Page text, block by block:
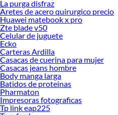
La purga disfraz
Aretes de acero quirurgico precio
Huawei matebook x pro
Zte blade v50
Celular de juguete
Ecko
Carteras Ardilla
Casacas de cuerina para mujer
Casacas jeans hombre
Body manga larga
Batidos de proteinas
Pharmaton
Impresoras fotograficas
Tp link eap225